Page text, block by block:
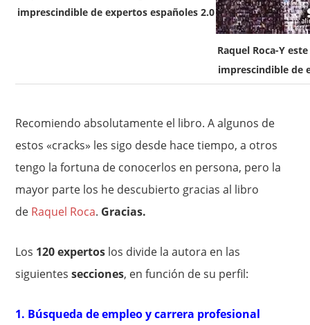
imprescindible de expertos españoles 2.0
Raquel Roca-Y
imprescindible de
Recomiendo absolutamente el libro. A algunos de
estos «cracks» les sigo desde hace tiempo, a otros
tengo la fortuna de conocerlos en persona, pero la
mayor parte los he descubierto gracias al libro
de Raquel Roca. Gracias.
Los 120 expertos los divide la autora en las
siguientessecciones, en función de su perfil:
1. Búsqueda de empleo y carrera profesional